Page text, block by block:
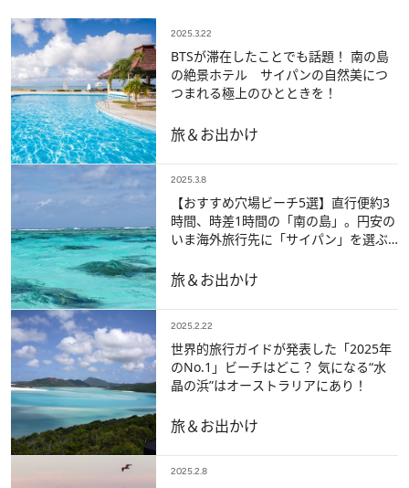
2025.3.22
BTSが滞在したことでも話題！ 南の島
の絶景ホテル サイパンの自然美につ
つまれる極上のひとときを！
旅＆お出かけ
2025.3.8
【おすすめ穴場ビーチ5選】直行便約3
時間、時差1時間の「南の島」。円安の
いま海外旅行先に「サイパン」を選ぶ
旅＆お出かけ
2025.2.22
世界的旅行ガイドが発表した「2025年
のNo.1」ビーチはどこ？ 気になる“水
晶の浜”はオーストラリアにあり！
旅＆お出かけ
2025.2.8